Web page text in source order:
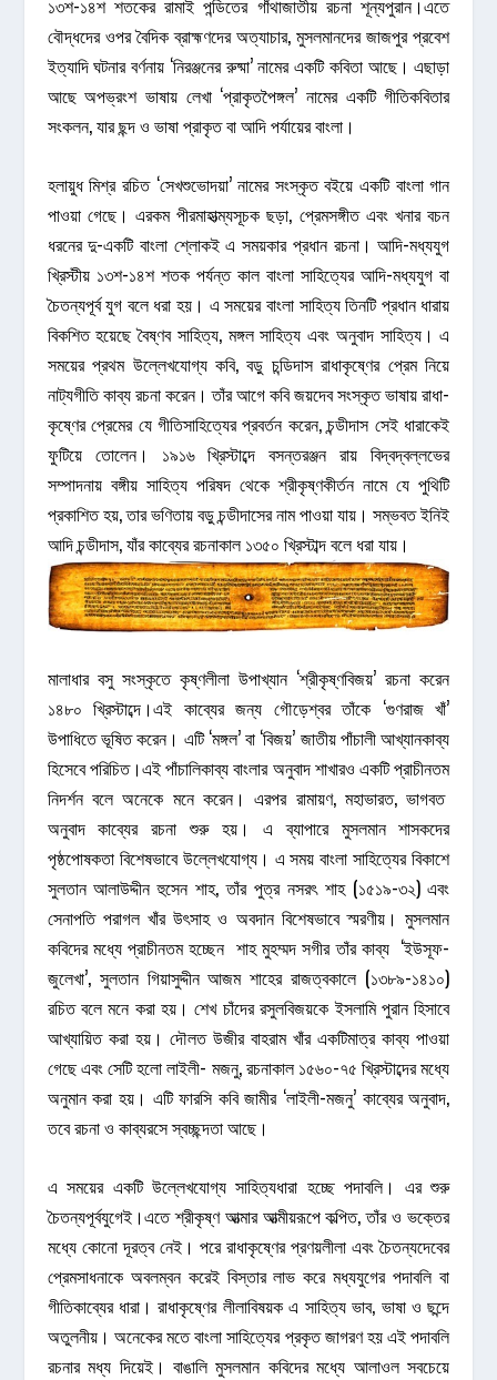
১৩শ-১৪শ শতকের রামাই পন্ডিতের গাঁথাজাতীয় রচনা শূন্যপুরান।এতে
বৌদ্ধদের ওপর বৈদিক ব্রাহ্মণদের অত্যাচার, মুসলমানদের জাজপুর প্রবেশ
ইত্যাদি ঘটনার বর্ণনায় ‘নিরঞ্জনের রুষ্মা’ নামের একটি কবিতা আছে। এছাড়া
আছে অপভ্রংশ ভাষায় লেখা ‘প্রাকৃতপৈঙ্গল’ নামের একটি গীতিকবিতার
সংকলন, যার ছন্দ ও ভাষা প্রাকৃত বা আদি পর্যায়ের বাংলা।
হলায়ুধ মিশ্র রচিত ‘সেখশুভোদয়া’ নামের সংস্কৃত বইয়ে একটি বাংলা গান
পাওয়া গেছে। এরকম পীরমাহাত্ম্যসূচক ছড়া, প্রেমসঙ্গীত এবং খনার বচন
ধরনের দু-একটি বাংলা শ্লোকই এ সময়কার প্রধান রচনা। আদি-মধ্যযুগ
খ্রিস্টীয় ১৩শ-১৪শ শতক পর্যন্ত কাল বাংলা সাহিত্যের আদি-মধ্যযুগ বা
চৈতন্যপূর্ব যুগ বলে ধরা হয়। এ সময়ের বাংলা সাহিত্য তিনটি প্রধান ধারায়
বিকশিত হয়েছে বৈষ্ণব সাহিত্য, মঙ্গল সাহিত্য এবং অনুবাদ সাহিত্য। এ
সময়ের প্রথম উল্লেখযোগ্য কবি, বড়ু চন্ডিদাস রাধাকৃষ্ণের প্রেম নিয়ে
নাট্যগীতি কাব্য রচনা করেন। তাঁর আগে কবি জয়দেব সংস্কৃত ভাষায় রাধা-
কৃষ্ণের প্রেমের যে গীতিসাহিত্যের প্রবর্তন করেন, চন্ডীদাস সেই ধারাকেই
ফুটিয়ে তোলেন। ১৯১৬ খ্রিস্টাব্দে বসন্তরঞ্জন রায় বিদ্বদ্বল্লভের
সম্পাদনায় বঙ্গীয় সাহিত্য পরিষদ থেকে শ্রীকৃষ্ণকীর্তন নামে যে পুথিটি
প্রকাশিত হয়, তার ভণিতায় বড়ু চন্ডীদাসের নাম পাওয়া যায়। সম্ভবত ইনিই
আদি চন্ডীদাস, যাঁর কাব্যের রচনাকাল ১৩৫০ খ্রিস্টাব্দ বলে ধরা যায়।
মালাধার বসু সংস্কৃতে কৃষ্ণলীলা উপাখ্যান ‘শ্রীকৃষ্ণবিজয়’ রচনা করেন
১৪৮০ খ্রিস্টাব্দে।এই কাব্যের জন্য গৌড়েশ্বর তাঁকে ‘গুণরাজ খাঁ’
উপাধিতে ভূষিত করেন। এটি ‘মঙ্গল’ বা ‘বিজয়’ জাতীয় পাঁচালী আখ্যানকাব্য
হিসেবে পরিচিত।এই পাঁচালিকাব্য বাংলার অনুবাদ শাখারও একটি প্রাচীনতম
নিদর্শন বলে অনেকে মনে করেন। এরপর রামায়ণ, মহাভারত, ভাগবত
অনুবাদ কাব্যের রচনা শুরু হয়। এ ব্যাপারে মুসলমান শাসকদের
পৃষ্ঠপোষকতা বিশেষভাবে উল্লেখযোগ্য। এ সময় বাংলা সাহিত্যের বিকাশে
সুলতান আলাউদ্দীন হুসেন শাহ, তাঁর পুত্র নসরৎ শাহ (১৫১৯-৩২) এবং
সেনাপতি পরাগল খাঁর উৎসাহ ও অবদান বিশেষভাবে স্মরণীয়। মুসলমান
কবিদের মধ্যে প্রাচীনতম হচ্ছেন শাহ মুহম্মদ সগীর তাঁর কাব্য ‘ইউসূফ-
জুলেখা’, সুলতান গিয়াসুদ্দীন আজম শাহের রাজত্বকালে (১৩৮৯-১৪১০)
রচিত বলে মনে করা হয়। শেখ চাঁদের রসুলবিজয়কে ইসলামি পুরান হিসাবে
আখ্যায়িত করা হয়। দৌলত উজীর বাহরাম খাঁর একটিমাত্র কাব্য পাওয়া
গেছে এবং সেটি হলো লাইলী- মজনু, রচনাকাল ১৫৬০-৭৫ খ্রিস্টাব্দের মধ্যে
অনুমান করা হয়। এটি ফারসি কবি জামীর ‘লাইলী-মজনু’ কাব্যের অনুবাদ,
তবে রচনা ও কাব্যরসে স্বচ্ছন্দতা আছে।
এ সময়ের একটি উল্লেখযোগ্য সাহিত্যধারা হচ্ছে পদাবলি। এর শুরু
চৈতন্যপূর্বযুগেই।এতে শ্রীকৃষ্ণ আত্মার আত্মীয়রূপে কল্পিত, তাঁর ও ভক্তের
মধ্যে কোনো দূরত্ব নেই। পরে রাধাকৃষ্ণের প্রণয়লীলা এবং চৈতন্যদেবের
প্রেমসাধনাকে অবলম্বন করেই বিস্তার লাভ করে মধ্যযুগের পদাবলি বা
গীতিকাব্যের ধারা। রাধাকৃষ্ণের লীলাবিষয়ক এ সাহিত্য ভাব, ভাষা ও ছন্দে
অতুলনীয়। অনেকের মতে বাংলা সাহিত্যের প্রকৃত জাগরণ হয় এই পদাবলি
রচনার মধ্য দিয়েই। বাঙালি মুসলমান কবিদের মধ্যে আলাওল সবচেয়ে